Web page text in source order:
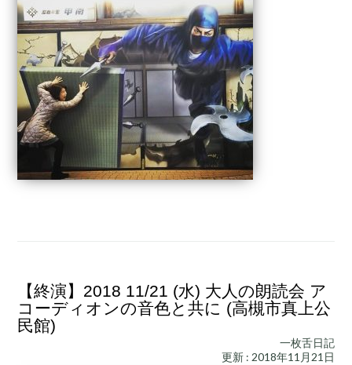
【終演】2018 11/21 (水) 大人の朗読会 ア
コーディオンの音色と共に (高槻市真上公
民館)
一枚舌日記
更新 : 2018年11月21日